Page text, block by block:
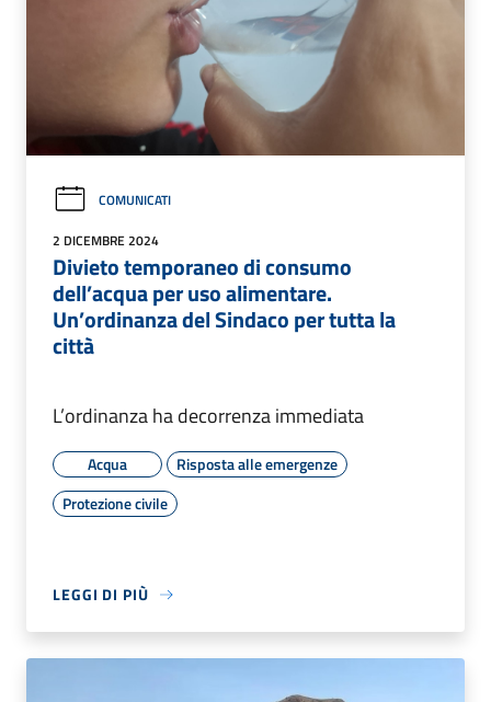
COMUNICATI
2 DICEMBRE 2024
Divieto temporaneo di consumo
dell’acqua per uso alimentare.
Un’ordinanza del Sindaco per tutta la
città
L’ordinanza ha decorrenza immediata
Acqua
Risposta alle emergenze
Protezione civile
LEGGI DI PIÙ